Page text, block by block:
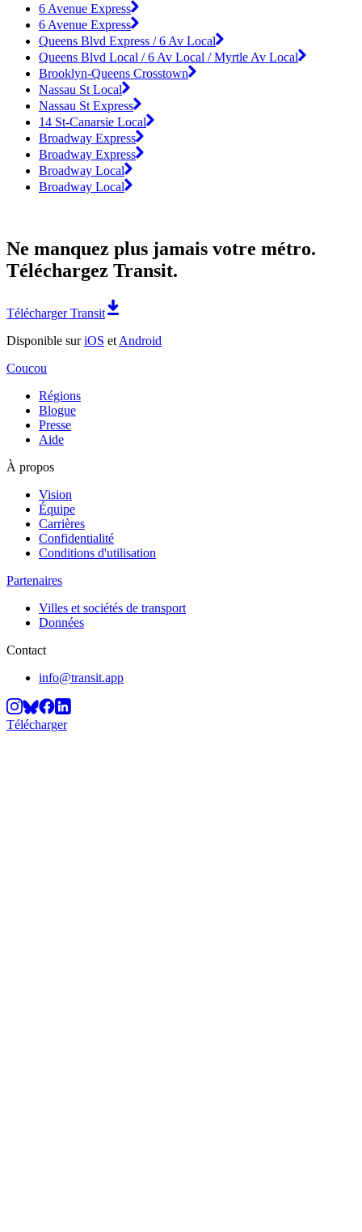
6 Avenue Express
6 Avenue Express
Queens Blvd Express / 6 Av Local
Queens Blvd Local / 6 Av Local / Myrtle Av Local
Brooklyn-Queens Crosstown
Nassau St Local
Nassau St Express
14 St-Canarsie Local
Broadway Express
Broadway Express
Broadway Local
Broadway Local
Ne manquez plus jamais votre métro.
Téléchargez Transit.
Télécharger Transit
Disponible suriOS et Android
Coucou
Régions
Blogue
Presse
Aide
À propos
Vision
Équipe
Carrières
Confidentialité
Conditions d'utilisation
Partenaires
Villes et sociétés de transport
Données
Contact
info@transit.app
Télécharger